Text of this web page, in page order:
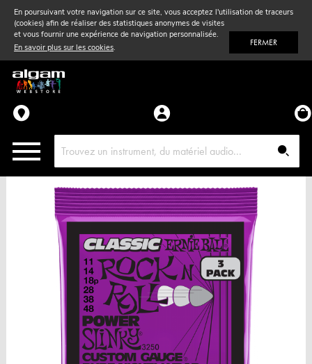
En poursuivant votre navigation sur ce site, vous acceptez l'utilisation de traceurs
(cookies) afin de réaliser des statistiques anonymes de visites
et vous fournir une expérience de navigation personnalisée.
En savoir plus sur les cookies. FERMER
Vent& Violon
Accessoires
Pièces détachées